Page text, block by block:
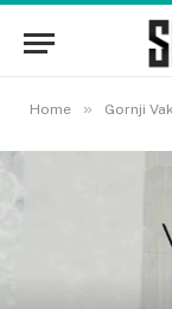
Home » Gornji